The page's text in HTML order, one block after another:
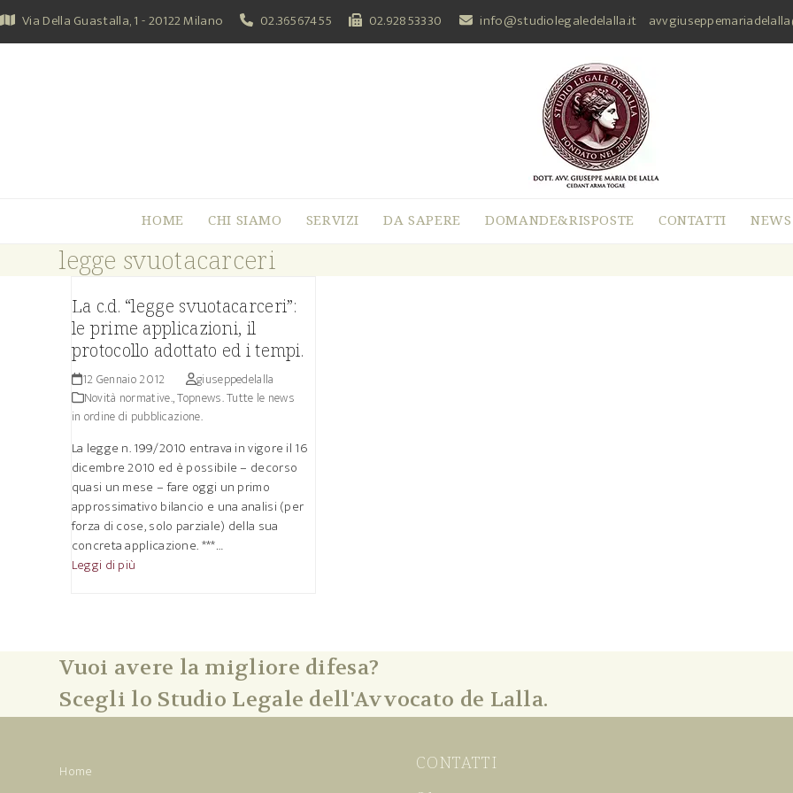
Skip
to
content
Via Della Guastalla, 1 - 20122 Milano 02.36567455 02.92853330 info@studiolegaledelalla.it
HOME CHI SIAMO SERVIZI DA SAPERE DOMANDE&RISPOSTE CONTATTI NEWS
legge svuotacarceri
La c.d. “legge svuotacarceri”:
le prime applicazioni, il
protocollo adottato ed i tempi.
12 Gennaio 2012
giuseppedelalla
Novità normative.,Topnews. Tutte le news
in ordine di pubblicazione.
La legge n. 199/2010 entrava in vigore il 16
dicembre 2010 ed è possibile – decorso
quasi un mese – fare oggi un primo
approssimativo bilancio e una analisi (per
forza di cose, solo parziale) della sua
concreta applicazione. ***…
Leggi di più
Vuoi avere la migliore difesa?
Scegli lo Studio Legale dell'Avvocato de Lalla.
Home CONTATTI